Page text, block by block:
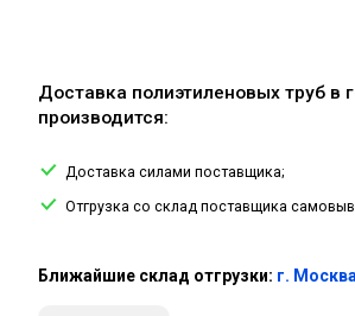
Доставка полиэтиленовых труб в
производится:
Доставка силами поставщика;
Отгрузка со склад поставщика
Ближайшие склад отгрузки: г. Москва